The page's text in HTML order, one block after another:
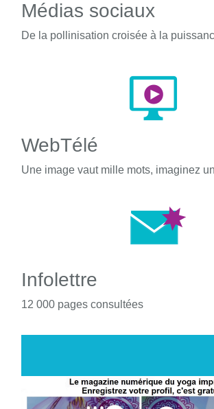
Médias sociaux
De la pollinisation croisée à la
WebTélé
Une image vaut mille mots, imaginez
Infolettre
12 000 pages consultées